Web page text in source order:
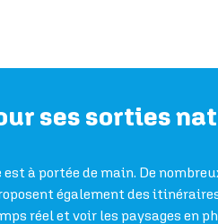
ses sorties
à portée de main. De
également des
réel et voir les paysages en